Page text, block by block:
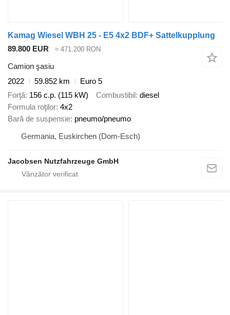
Kamag Wiesel WBH 25 - E5 4x2 BDF+ Sattelkupplung
89.800 EUR
≈ 471.200 RON
Camion şasiu
2022
59.852 km
Euro 5
Forţă 156 c.p. (115 kW) Combustibil diesel
Formula roţilor 4x2
Bară de suspensie pneumo/pneumo
Germania, Euskirchen (Dom-Esch)
Jacobsen Nutzfahrzeuge GmbH